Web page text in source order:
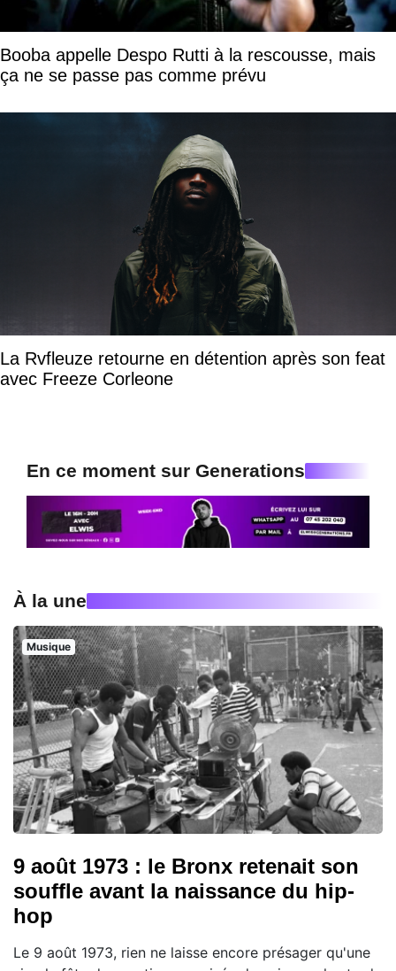
Booba appelle Despo Rutti à la rescousse, mais
ça ne se passe pas comme prévu
La Rvfleuze retourne en détention après son feat
avec Freeze Corleone
En ce moment sur Generations
À la une
Musique
9 août 1973 : le Bronx retenait son
souffle avant la naissance du hip-
hop
Le 9 août 1973, rien ne laisse encore présager qu'une